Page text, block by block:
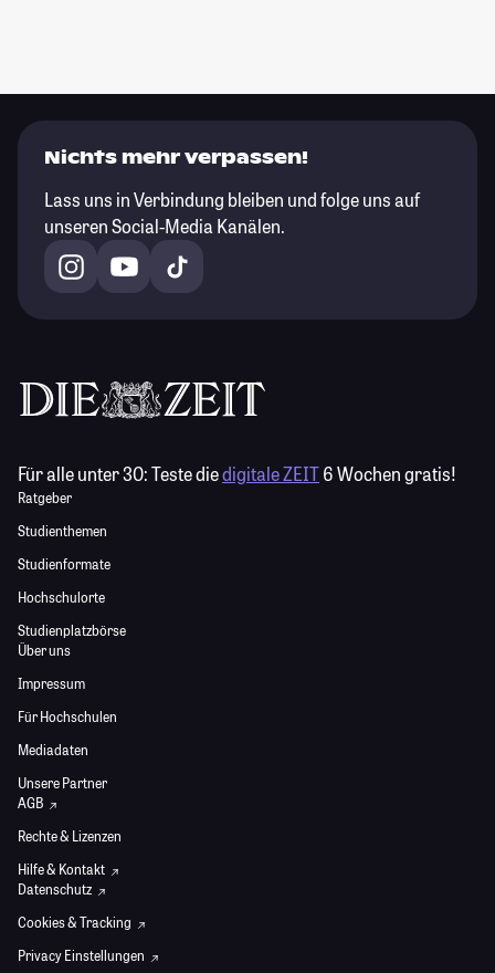
Nichts mehr verpassen!
Lass uns in Verbindung bleiben und folge uns auf
unseren Social-Media Kanälen.
Für alle unter 30:Teste diedigitale ZEIT6 Wochen gratis!
Ratgeber
Studienthemen
Studienformate
Hochschulorte
Studienplatzbörse
Über uns
Impressum
Für Hochschulen
Mediadaten
Unsere Partner
AGB
Rechte & Lizenzen
Hilfe & Kontakt
Datenschutz
Cookies & Tracking
Privacy Einstellungen